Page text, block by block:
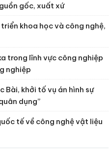
gốc, xuất xứ
khoa học và công nghệ,
trong lĩnh vực công nghiệp
nghiệp
Bài, khởi tố vụ án hình sự
dụng”
tế về công nghệ vật liệu